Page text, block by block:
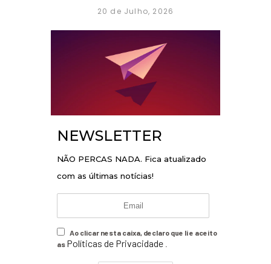
20 de Julho, 2026
NEWSLETTER
NÃO PERCAS NADA. Fica atualizado
com as últimas notícias!
Ao clicar nesta caixa, declaro que li e aceito
as Políticas de Privacidade